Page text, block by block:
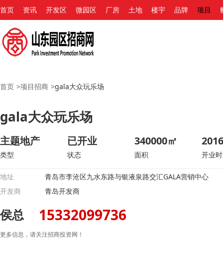
首页 资讯 开发区 微园区 厂房 土地 楼宇 品牌 项目
首页 >项目招商 >gala大众玩乐场
gala大众玩乐场
主题地产
类型
已开业
状态
340000㎡
面积 开业
地址
青岛市李沧区九水东路与银液泉路交汇GALA营销中心
开发商
青岛开发商
侯总 15332099736
更多信息，请关注招商投资网！